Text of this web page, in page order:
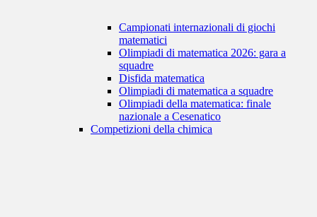
Campionati internazionali di giochi
matematici
Olimpiadi di matematica 2026: gara a
squadre
Disfida matematica
Olimpiadi di matematica a squadre
Olimpiadi della matematica: finale
nazionale a Cesenatico
Competizioni della chimica